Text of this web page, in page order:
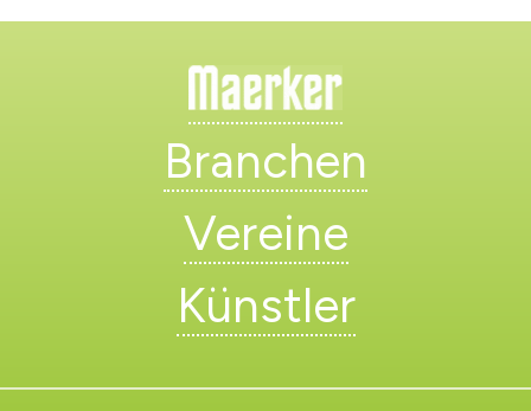
Branchen
Vereine
Künstler